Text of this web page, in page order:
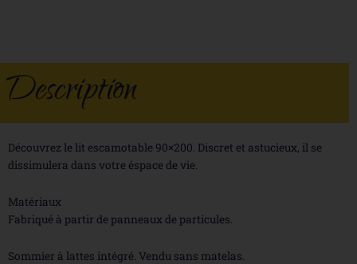
Description
Découvrez le lit escamotable 90×200. Discret et astucieux, il se
dissimulera dans votre éspace de vie.
Matériaux
Fabriqué à partir de panneaux de particules.
Sommier à lattes intégré. Vendu sans matelas.